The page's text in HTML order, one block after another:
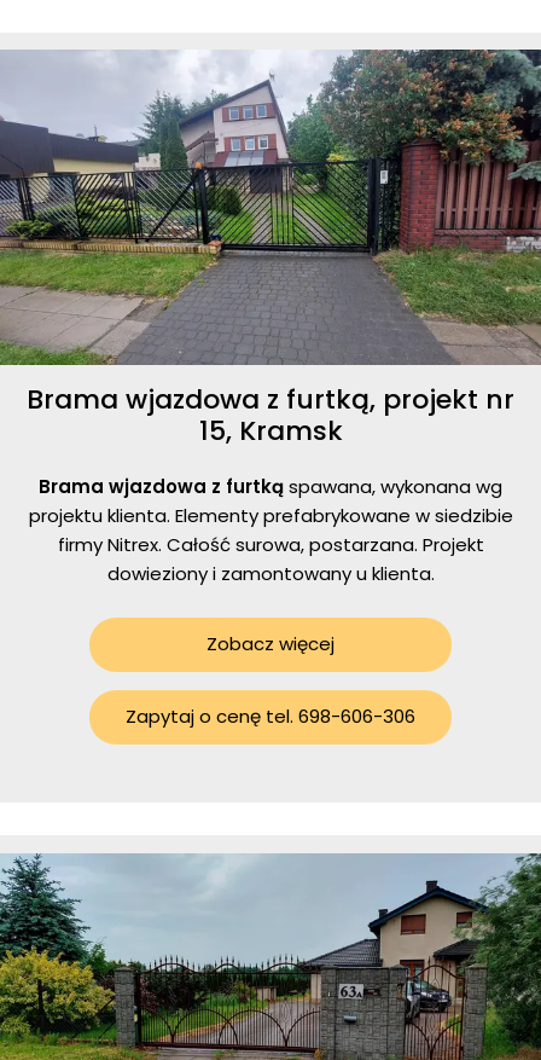
Brama wjazdowa z furtką, projekt nr
15, Kramsk
Brama wjazdowa z furtkąspawana, wykonana wg
projektu klienta. Elementy prefabrykowane w siedzibie
firmy Nitrex. Całość surowa, postarzana. Projekt
dowieziony i zamontowany u klienta.
Zapytaj o cenę tel. 698-606-306
Zobacz więcej